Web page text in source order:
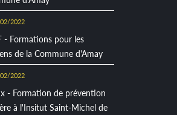
2022
- Formations pour les
de la Commune d'Amay
2022
- Formation de prévention
à l'Insitut Saint-Michel de